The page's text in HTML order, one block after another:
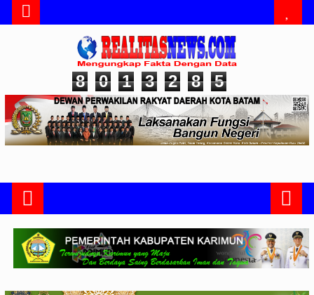
8 0 1 3 2 8 5